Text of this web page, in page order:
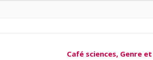
Café sciences, Genre